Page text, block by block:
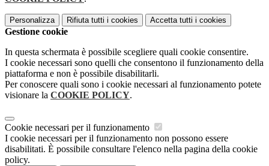
Personalizza Rifiuta tutti i cookies Accetta tutti i cookies
Gestione cookie
In questa schermata è possibile scegliere quali cookie consentire.
I cookie necessari sono quelli che consentono il funzionamento della
piattaforma e non è possibile disabilitarli.
Per conoscere quali sono i cookie necessari al funzionamento potete
visionare la COOKIE POLICY.
Cookie necessari per il funzionamento
I cookie necessari per il funzionamento non possono essere
disabilitati. È possibile consultare l'elenco nella pagina della cookie
policy.